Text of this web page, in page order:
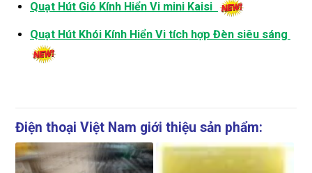
Quạt Hút Gió Kính Hiển Vi mini Kaisi
Quạt Hút Khói Kính Hiển Vi tích hợp Đèn siêu sáng
Điện thoại Việt Nam giới thiệu sản phẩm: